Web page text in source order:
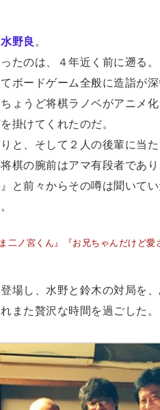
水野良 。
たのは、４年近く前に遡る。
ボードゲーム全般に造詣が
ょうど将棋ラノベがアニメ
掛けてくれたのだ。
と、そして２人の後輩に当
棋の腕前はアマ有段者であ
と前々からその噂は聞いて
ノ宮くん』『お兄ちゃんだけど愛
場し、水野と鈴木の対局を
また贅沢な時間を過ごした。